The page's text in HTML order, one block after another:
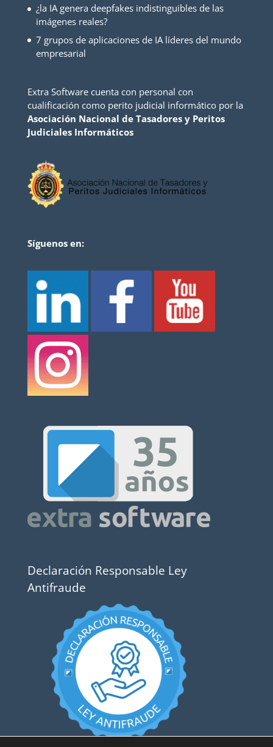
¿la IA genera deepfakes indistinguibles de las
imágenes reales?
7 grupos de aplicaciones de IA líderes del mundo
empresarial
Extra Software cuenta con personal con
cualificación como perito judicial informático por la
Asociación Nacional de Tasadores y Peritos
Judiciales Informáticos
Síguenos en:
Declaración Responsable Ley
Antifraude